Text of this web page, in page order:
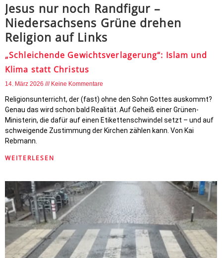
Jesus nur noch Randfigur –
Niedersachsens Grüne drehen
Religion auf Links
„Schleichende Gewichtsverlagerung“: Islam und
Klima statt Christus
14. März 2026 Keine Kommentare
Religionsunterricht, der (fast) ohne den Sohn Gottes auskommt?
Genau das wird schon bald Realität. Auf Geheiß einer Grünen-
Ministerin, die dafür auf einen Etikettenschwindel setzt – und auf
schweigende Zustimmung der Kirchen zählen kann. Von Kai
Rebmann.
WEITERLESEN